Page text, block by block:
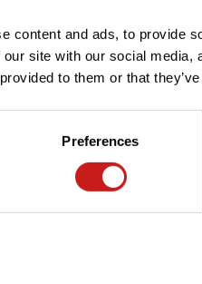
content and ads, to provide
site with our social
to them or that
Preferences
la ECU. Fabricado con
resina, es de bajo peso y
minimizar el alboroto.
la válvula de escape y los